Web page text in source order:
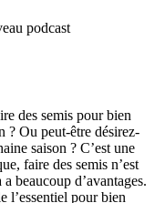
podcast
des semis pour bien
? Ou peut-être désirez-
saison ? C’est une
faire des semis n’est
beaucoup d’avantages.
l’essentiel pour bien